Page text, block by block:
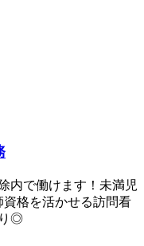
内で働けます！未満児
格を活かせる訪問看
り◎